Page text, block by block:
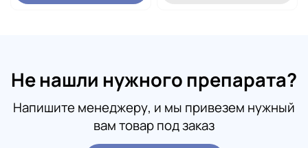
Не нашли нужного препарата?
Напишите менеджеру, и мы привезем нужный
вам товар под заказ